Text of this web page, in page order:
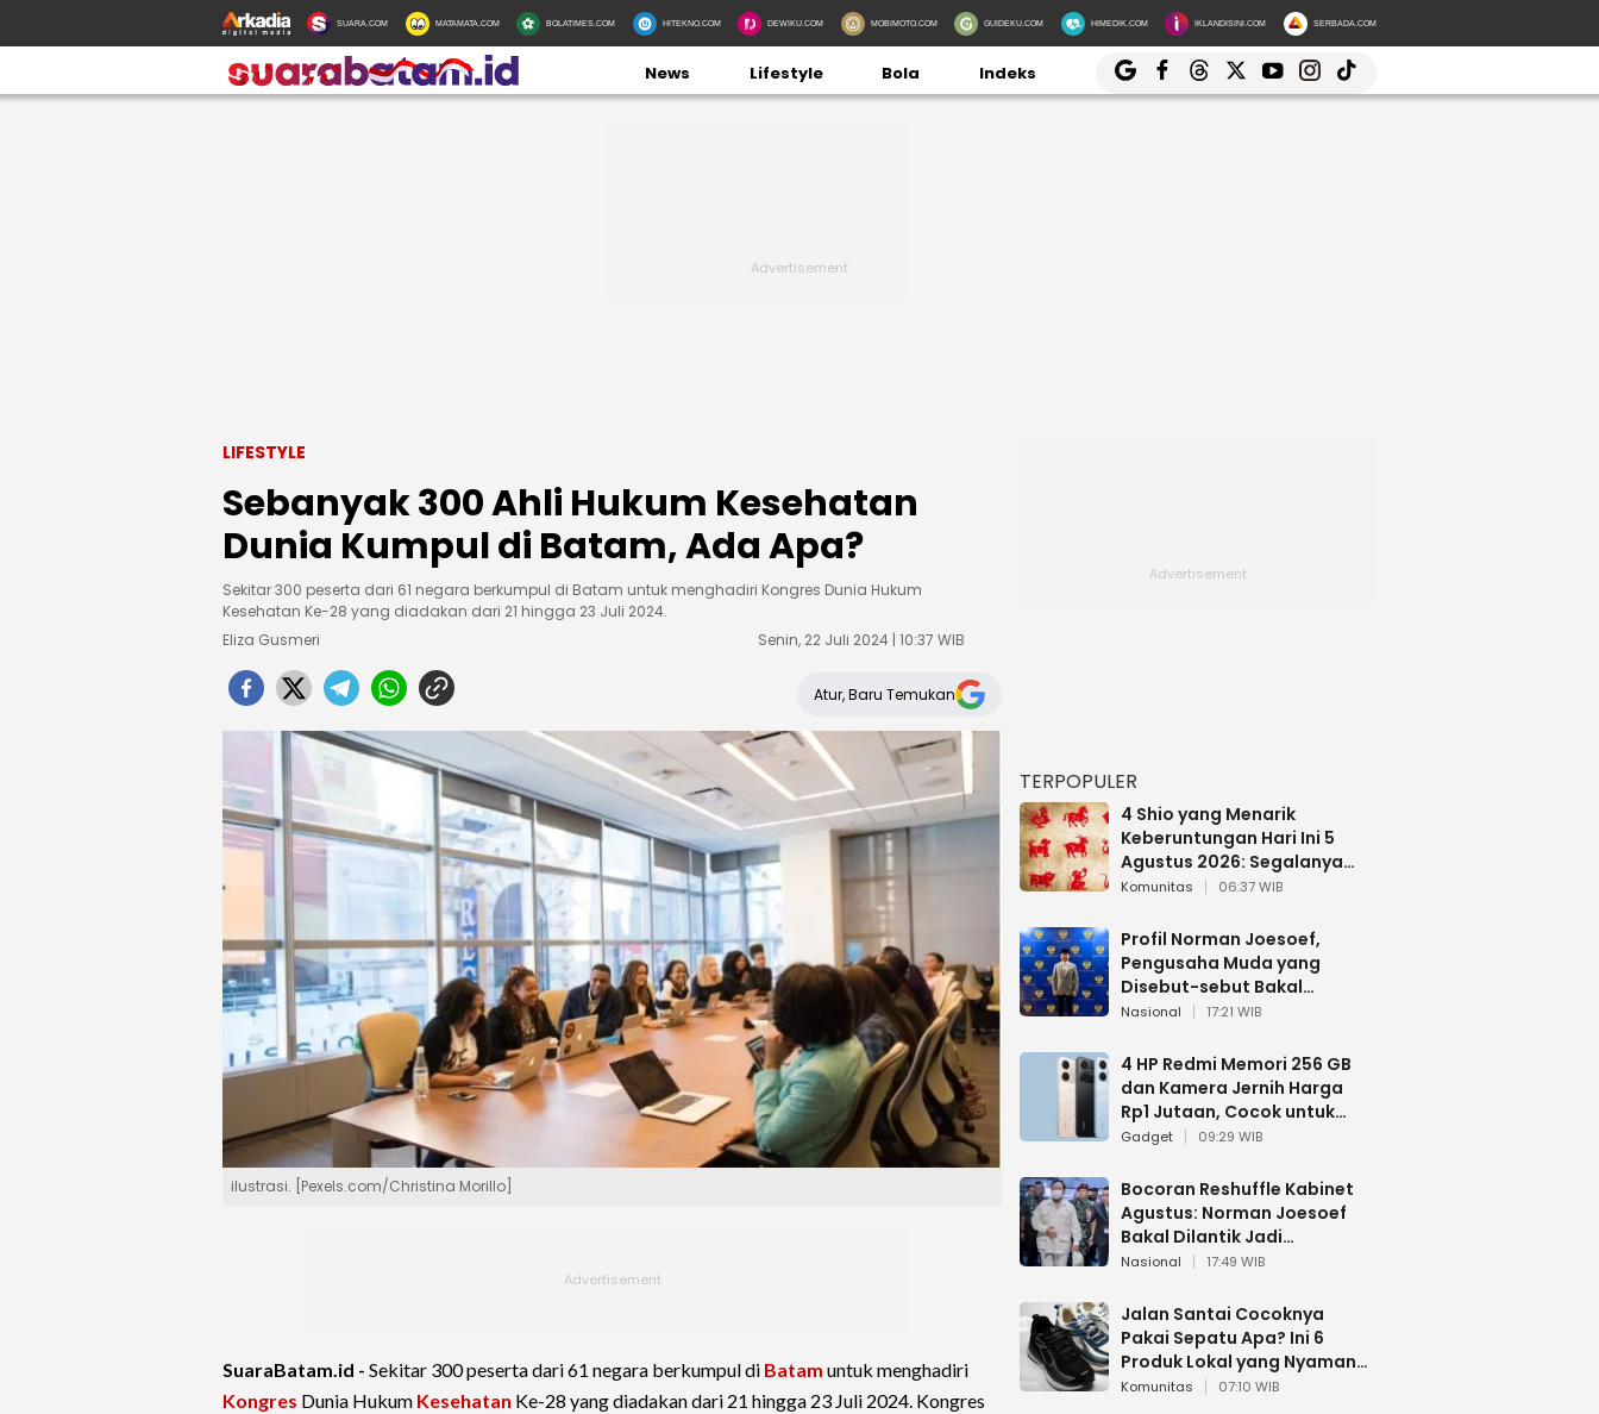
SUARA.COM MATAMATA.COM BOLATIMES.COM HITEKNO.COM DEWIKU.COM MOBIMOTO.COM GUIDEKU.COM HIMEDIK.COM IKLANDISINI.COM SERBADA.COM
News Lifestyle Bola Indeks
LIFESTYLE
Sebanyak 300 Ahli Hukum Kesehatan
Dunia Kumpul di Batam, Ada Apa?
Sekitar 300 peserta dari 61 negara berkumpul di Batam untuk menghadiri Kongres Dunia Hukum
Kesehatan Ke-28 yang diadakan dari 21 hingga 23 Juli 2024.
Eliza Gusmeri
Senin, 22 Juli 2024 | 10:37 WIB
Atur, Baru Temukan
ilustrasi. [Pexels.com/Christina Morillo]
SuaraBatam.id - Sekitar 300 peserta dari 61 negara berkumpul di Batam untuk menghadiri
Kongres Dunia Hukum Kesehatan Ke-28 yang diadakan dari 21 hingga 23 Juli 2024. Kongres
TERPOPULER
4 Shio yang Menarik
Keberuntungan Hari Ini 5
Agustus 2026: Segalanya
Berjalan Lancar
Komunitas 06:37 WIB
Profil Norman Joesoef,
Pengusaha Muda yang
Disebut-sebut Bakal
Dilantik Jadi Wamenhan RI
Nasional 17:21 WIB
4 HP Redmi Memori 256 GB
dan Kamera Jernih Harga
Rp1 Jutaan, Cocok untuk
Multitasking
Gadget 09:29 WIB
Bocoran Reshuffle Kabinet
Agustus: Norman Joesoef
Bakal Dilantik Jadi
Wamenhan RI
Nasional 17:49 WIB
Jalan Santai Cocoknya
Pakai Sepatu Apa? Ini 6
Produk Lokal yang Nyaman
Buat 17 Agustusan
Komunitas 07:10 WIB